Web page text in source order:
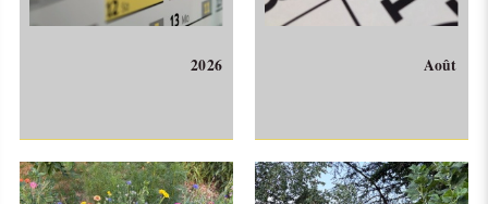
2026 Août